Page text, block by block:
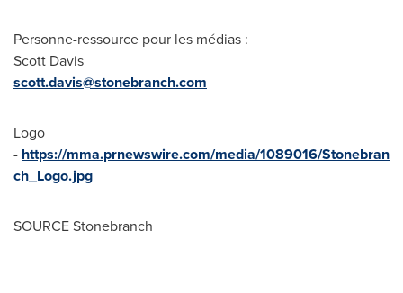
Personne-ressource pour les médias :
Scott Davis
scott.davis@stonebranch.com
Logo
- https://mma.prnewswire.com/media/1089016/Stonebran
ch_Logo.jpg
SOURCE Stonebranch